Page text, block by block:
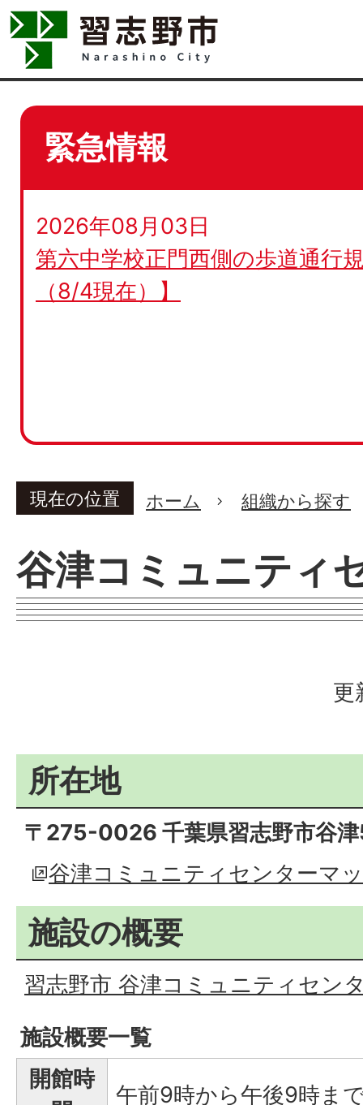
緊急情報
2026年08月03日
第六中学校正門西側の歩道通行
（8/4現在）】
現在の位置 ホーム 組織から探す
谷津コミュニティ
更
所在地
〒275-0026 千葉県習志野市谷
谷津コミュニティセンターマ
施設の概要
習志野市 谷津コミュニティセン
施設概要一覧
開館時
午前9時から午後9時ま